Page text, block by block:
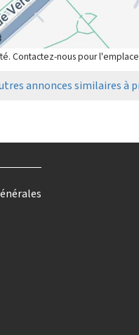
Contactez-nous pour
annonces similaires à